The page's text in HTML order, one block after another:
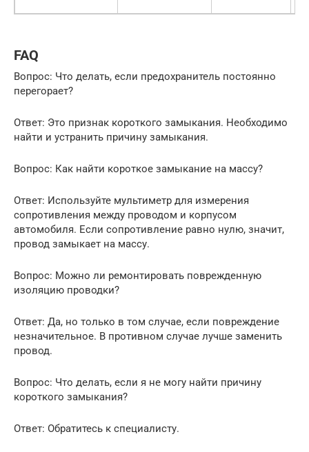
FAQ
Вопрос: Что делать, если предохранитель постоянно
перегорает?
Ответ: Это признак короткого замыкания. Необходимо
найти и устранить причину замыкания.
Вопрос: Как найти короткое замыкание на массу?
Ответ: Используйте мультиметр для измерения
сопротивления между проводом и корпусом
автомобиля. Если сопротивление равно нулю, значит,
провод замыкает на массу.
Вопрос: Можно ли ремонтировать поврежденную
изоляцию проводки?
Ответ: Да, но только в том случае, если повреждение
незначительное. В противном случае лучше заменить
провод.
Вопрос: Что делать, если я не могу найти причину
короткого замыкания?
Ответ: Обратитесь к специалисту.